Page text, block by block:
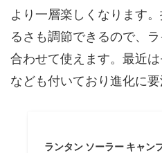
より一層楽しくなります
るさも調節できるので、
合わせて使えます。最近
なども付いており進化に要
ランタン ソーラー キャン